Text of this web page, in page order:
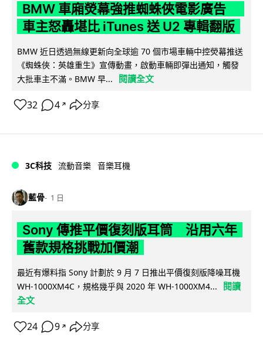
BMW 車廂熒幕強推蜘蛛俠電影廣告
車主怒轟堪比 iTunes 送 U2 專輯翻版
BMW 近日透過無線更新向全球逾 70 個市場車輛中控熒幕推送
《蜘蛛俠：英雄重生》宣傳動畫，啟動車輛即彈出通知，觸發
大批車主不滿。BMW 早...
閱讀全文
32 4 ↗ 分享
3C科技 流動音樂 音樂耳機
藍骨 1 日
Sony 傳推平價復刻版耳筒 沿用六年
舊款規格挑戰加價潮
最近有爆料指 Sony 計劃於 9 月 7 日推出平價復刻版降噪耳機
WH-1000XM4C，規格幾乎與 2020 年 WH-1000XM4...
閱讀
全文
24 9 ↗ 分享